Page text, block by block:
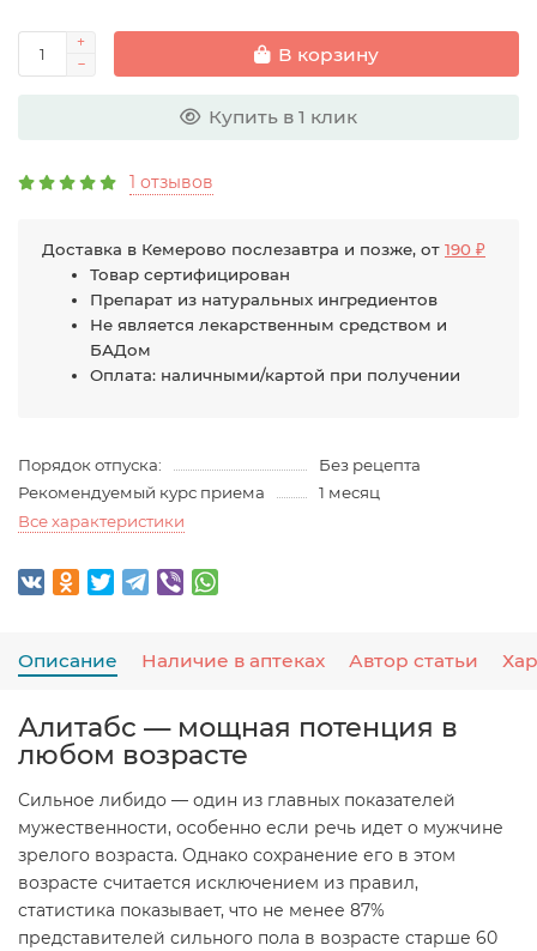
В корзину
Купить в 1 клик
1 отзывов
Доставка в Кемерово послезавтра и позже, от 190 ₽
Товар сертифицирован
Препарат из натуральных ингредиентов
Не является лекарственным средством и
БАДом
Оплата: наличными/картой при получении
Порядок отпуска:
Без рецепта
Рекомендуемый курс приема
1 месяц
Все характеристики
Описание Наличие в аптеках Автор статьи
Алитабс — мощная потенция в
любом возрасте
Сильное либидо — один из главных показателей
мужественности, особенно если речь идет о мужчине
зрелого возраста. Однако сохранение его в этом
возрасте считается исключением из правил,
статистика показывает, что не менее 87%
представителей сильного пола в возрасте старше 60